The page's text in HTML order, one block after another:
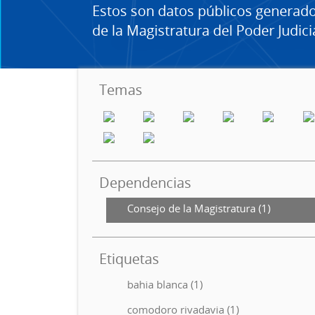
Estos son datos públicos
de la Magistratura del Poder
Temas
Dependencias
Consejo de la Magistratura (1)
Etiquetas
bahia blanca (1)
comodoro rivadavia (1)